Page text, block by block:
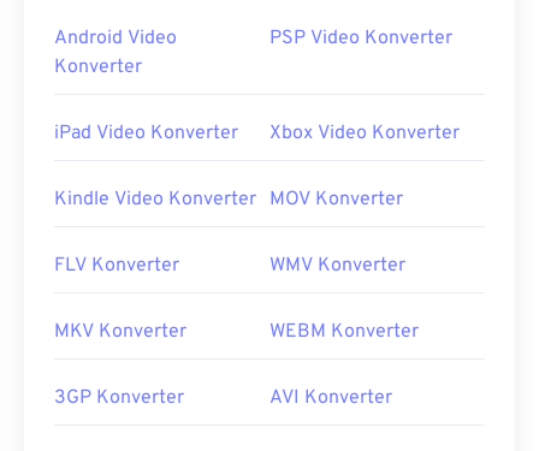
Android Video
Konverter
PSP Video Konverter
iPad Video Konverter Xbox Video Konverter
Kindle Video Konverter MOV Konverter
FLV Konverter WMV Konverter
MKV Konverter WEBM Konverter
3GP Konverter AVI Konverter